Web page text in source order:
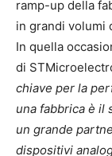
ramp-up della
in grandi volumi
In quella
di
chiave per la
una fabbrica è il
un grande
dispositivi